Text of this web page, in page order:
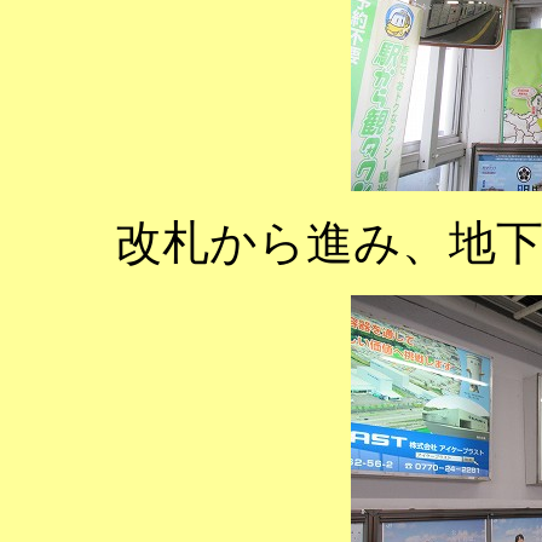
改札から進み、地